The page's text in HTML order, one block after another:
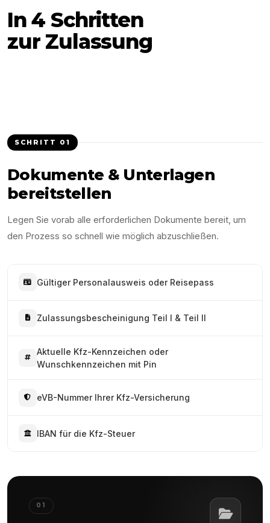
In 4 Schritten
zur Zulassung
SCHRITT 01
Dokumente & Unterlagen
bereitstellen
Legen Sie vorab alle erforderlichen Dokumente bereit, um
den Prozess so schnell wie möglich abzuschließen.
Gültiger Personalausweis oder Reisepass
Zulassungsbescheinigung Teil I & Teil II
Aktuelle Kfz-Kennzeichen oder
Wunschkennzeichen mit Pin
eVB-Nummer Ihrer Kfz-Versicherung
IBAN für die Kfz-Steuer
01